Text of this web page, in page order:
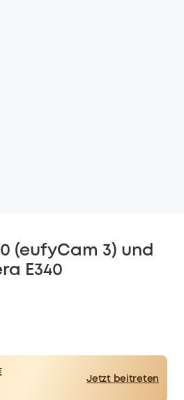
(eufyCam 3) und
E340
Jetzt beitreten